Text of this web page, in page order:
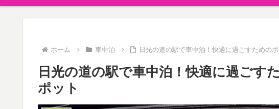
ホーム 車中泊 日光の道の駅で車中泊！快適に過ごすための
日光の道の駅で車中泊！快適に過ごす
ポット